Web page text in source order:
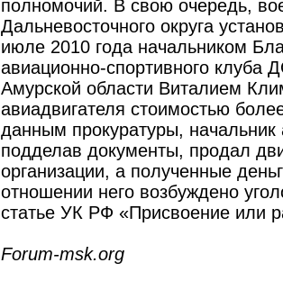
полномочий. В свою очередь,
Дальневосточного округа
июле 2010 года начальником
авиационно-спортивного клуба
Амурской области Виталием
авиадвигателя стоимостью
данным прокуратуры, начальник
подделав документы, продал
организации, а полученные
отношении него возбуждено
статье УК РФ «Присвоение или
Forum-msk.org